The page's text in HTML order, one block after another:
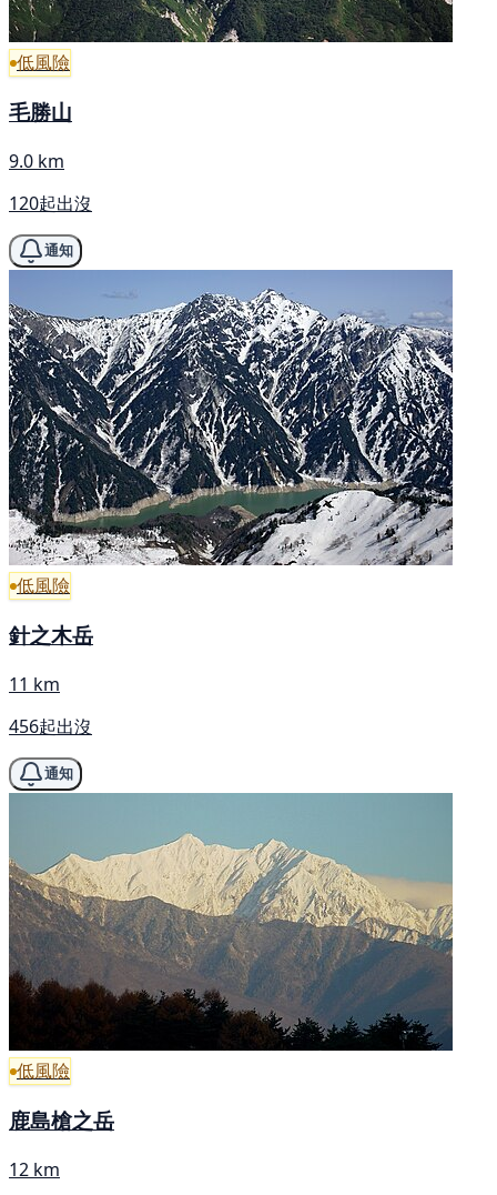
低風險
毛勝山
9.0 km
120起出沒
通知
低風險
針之木岳
11 km
456起出沒
通知
低風險
鹿島槍之岳
12 km